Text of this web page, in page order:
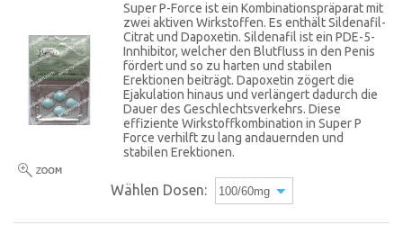
Super P-Force ist ein Kombinationspräparat mit
zwei aktiven Wirkstoffen. Es enthält Sildenafil-
Citrat und Dapoxetin. Sildenafil ist ein PDE-5-
Innhibitor, welcher den Blutfluss in den Penis
fördert und so zu harten und stabilen
Erektionen beiträgt. Dapoxetin zögert die
Ejakulation hinaus und verlängert dadurch die
Dauer des Geschlechtsverkehrs. Diese
effiziente Wirkstoffkombination in Super P
Force verhilft zu lang andauernden und
stabilen Erektionen.
Wählen Dosen: